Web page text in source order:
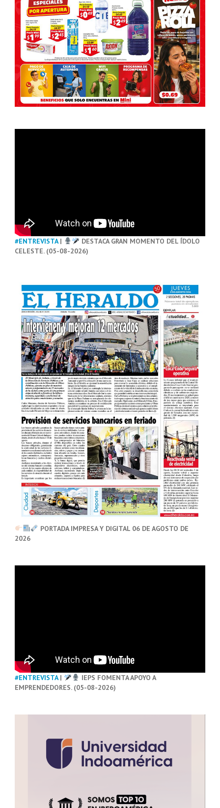
#ENTREVISTA|
DESTACA GRAN MOMENTO DEL ÍDOLO
CELESTE. (05-08-2026)
PORTADA IMPRESA Y DIGITAL 06 DE AGOSTO DE
2026
#ENTREVISTA|
IEPS FOMENTA APOYO A
EMPRENDEDORES. (05-08-2026)